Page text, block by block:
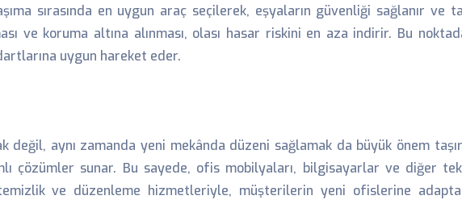
sırasında en uygun araç seçilerek, eşyaların güvenliği sağlanır ve
ve koruma altına alınması, olası hasar riskini en aza indirir. Bu
uygun hareket eder.
değil, aynı zamanda yeni mekânda düzeni sağlamak da büyük önem
çözümler sunar. Bu sayede, ofis mobilyaları, bilgisayarlar ve diğer
ve düzenleme hizmetleriyle, müşterilerin yeni ofislerine